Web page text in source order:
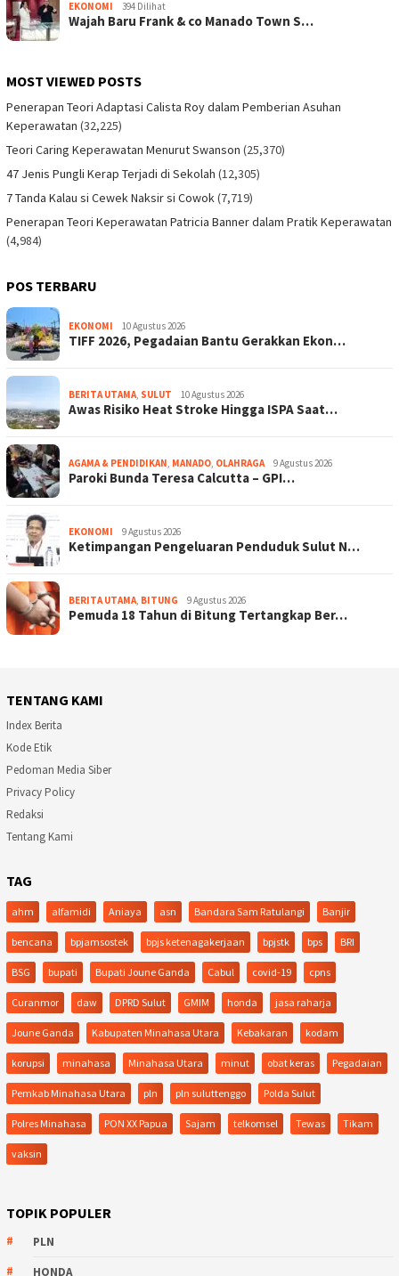
EKONOMI 394 Dilihat
Wajah Baru Frank & co Manado Town S…
MOST VIEWED POSTS
Penerapan Teori Adaptasi Calista Roy dalam Pemberian Asuhan
Keperawatan (32,225)
Teori Caring Keperawatan Menurut Swanson (25,370)
47 Jenis Pungli Kerap Terjadi di Sekolah (12,305)
7 Tanda Kalau si Cewek Naksir si Cowok(7,719)
Penerapan Teori Keperawatan Patricia Banner dalam Pratik Keperawatan
(4,984)
POS TERBARU
EKONOMI 10 Agustus 2026
TIFF 2026, Pegadaian Bantu Gerakkan Ekon…
BERITA UTAMA SULUT 10 Agustus 2026
Awas Risiko Heat Stroke Hingga ISPA Saat…
AGAMA & PENDIDIKAN MANADO OLAHRAGA 9 Agustus 2026
Paroki Bunda Teresa Calcutta – GPI…
EKONOMI 9 Agustus 2026
Ketimpangan Pengeluaran Penduduk Sulut N…
BERITA UTAMA BITUNG 9 Agustus 2026
Pemuda 18 Tahun di Bitung Tertangkap Ber…
TENTANG KAMI
Index Berita
Kode Etik
Pedoman Media Siber
Privacy Policy
Redaksi
Tentang Kami
TAG
ahm alfamidi Aniaya asn Bandara Sam Ratulangi Banjir
bencana bpjamsostek bpjs ketenagakerjaan bpjstk bps BRI
BSG bupati Bupati Joune Ganda Cabul covid-19 cpns
Curanmor daw DPRD Sulut GMIM honda jasa raharja
Joune Ganda Kabupaten Minahasa Utara Kebakaran kodam
korupsi minahasa Minahasa Utara minut obat keras Pegadaian
Pemkab Minahasa Utara pln pln suluttenggo Polda Sulut
Polres Minahasa PON XX Papua Sajam telkomsel Tewas Tikam
vaksin
TOPIK POPULER
PLN
HONDA